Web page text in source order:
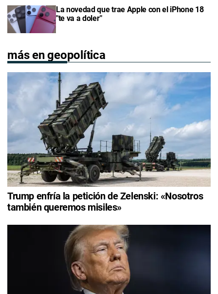
La novedad que trae Apple con el iPhone 18
"te va a doler"
más en geopolítica
Trump enfría la petición de Zelenski: «Nosotros
también queremos misiles»